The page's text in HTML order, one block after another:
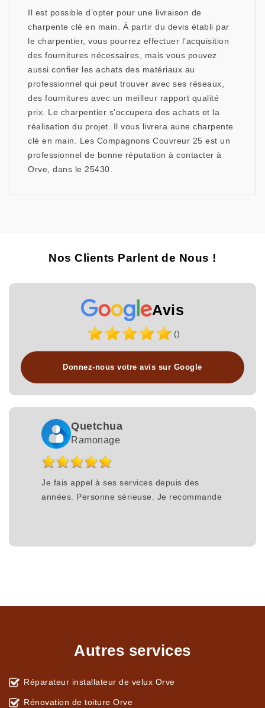
Il est possible d’opter pour une livraison de
charpente clé en main. À partir du devis établi par
le charpentier, vous pourrez effectuer l’acquisition
des fournitures nécessaires, mais vous pouvez
aussi confier les achats des matériaux au
professionnel qui peut trouver avec ses réseaux,
des fournitures avec un meilleur rapport qualité
prix. Le charpentier s’occupera des achats et la
réalisation du projet. Il vous livrera aune charpente
clé en main. Les Compagnons Couvreur 25 est un
professionnel de bonne réputation à contacter à
Orve, dans le 25430.
Nos Clients Parlent de Nous !
Avis
()
Donnez-nous votre avis sur Google
Quetchua
Ramonage
Je fais appel à ses services depuis des
années. Personne sérieuse. Je recommande
Autres services
Réparateur installateur de velux Orve
Rénovation de toiture Orve